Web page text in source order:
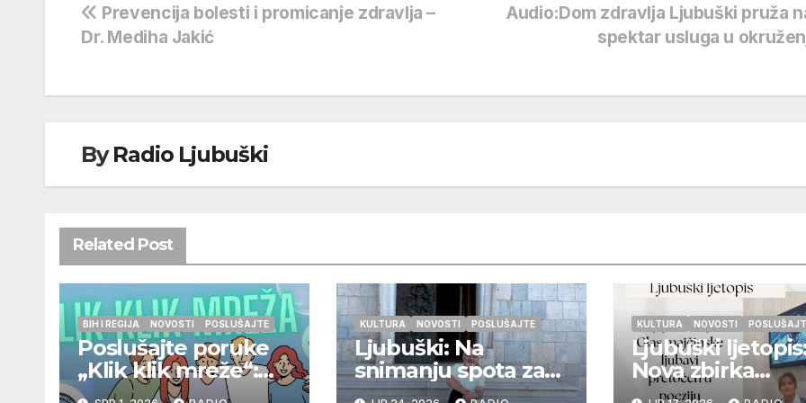
Navigacija
Audio:Dom zdravlja Ljubuški pruža
spektar usluga u
Prevencija bolesti i promicanje zdravlja –
Dr. Mediha Jakić
ByRadio Ljubuški
Related Post
BIH I REGIJA NOVOSTI POSLUŠAJTE
Poslušajte poruke
„Klik klik mreže“:
Uskoro slijede nove
KULTURA NOVOSTI POSLUŠAJTE
Ljubuški: Na
snimanju spota za
pjesmu ‘Zemlja
KULTURA NOVOSTI
Ljubuški
Nova zbirka
pjesama “Sine